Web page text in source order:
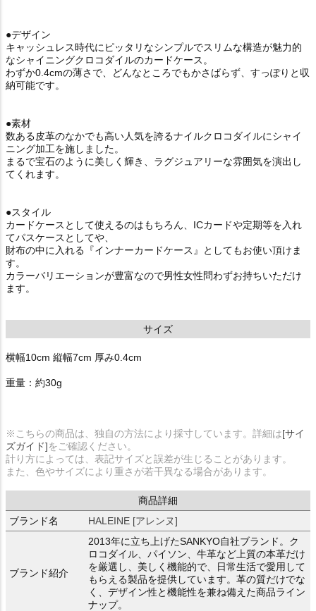
●デザイン
キャッシュレス時代にピッタリなシンプルでスリムな構造が魅力的
なシャイニングクロコダイルのカードケース。
わずか0.4cmの薄さで、どんなところでもかさばらず、すっぽりと収
納可能です。
●素材
数ある皮革のなかでも高い人気を誇るナイルクロコダイルにシャイ
ニング加工を施しました。
まるで宝石のように美しく輝き、ラグジュアリーな雰囲気を演出し
てくれます。
●スタイル
カードケースとして使えるのはもちろん、ICカードや定期等を入れ
てパスケースとしてや、
財布の中に入れる『インナーカードケース』としてもお使い頂けま
す。
カラーバリエーションが豊富なので男性女性問わずお持ちいただけ
ます。
サイズ
横幅10cm 縦幅7cm 厚み0.4cm
重量：約30g
※こちらの商品は、独自の方法により採寸しています。詳細は[サイ
ズガイド]をご確認ください。
計り方によっては、表記サイズと誤差が生じることがあります。
また、色やサイズにより重さが若干異なる場合があります。
商品詳細
ブランド名
HALEINE [アレンヌ]
ブランド紹介
2013年に立ち上げたSANKYO自社ブランド。ク
ロコダイル、パイソン、牛革など上質の本革だけ
を厳選し、美しく機能的で、日常生活で愛用して
もらえる製品を提供しています。革の質だけでな
く、デザイン性と機能性を兼ね備えた商品ライン
ナップ。